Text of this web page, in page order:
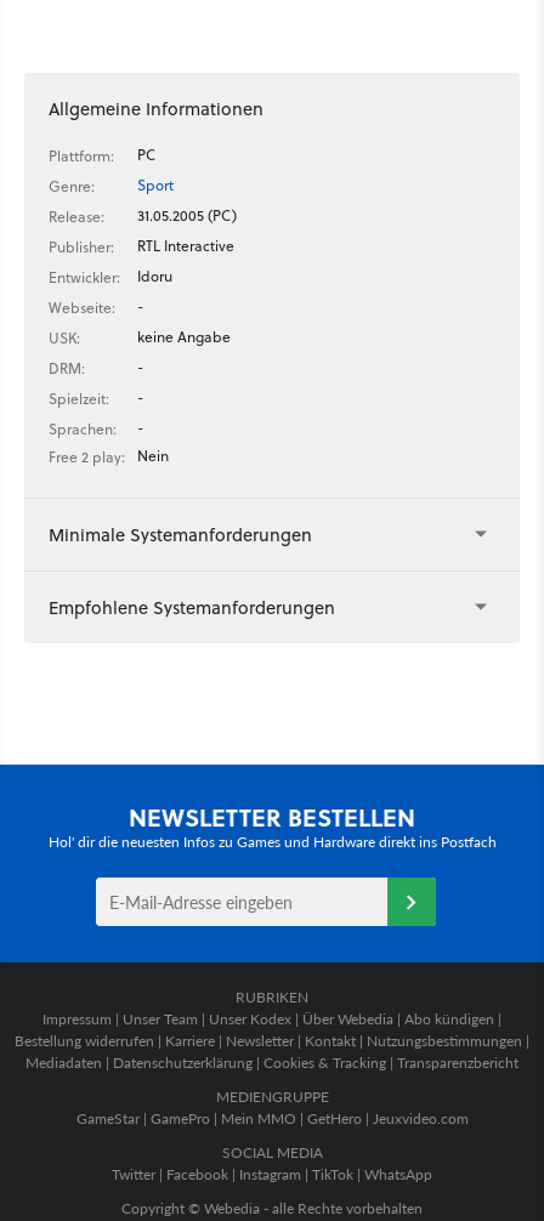
Allgemeine Informationen
Plattform:
PC
Genre:
Sport
Release:
31.05.2005 (PC)
Publisher:
RTL Interactive
Entwickler:
Idoru
Webseite:
-
USK:
keine Angabe
DRM:
-
Spielzeit:
-
Sprachen:
-
Free 2 play:
Nein
Minimale Systemanforderungen
Empfohlene Systemanforderungen
NEWSLETTER BESTELLEN
Hol' dir die neuesten Infos zu Games und Hardware direkt ins Postfach
RUBRIKEN
Impressum | Unser Team | Unser Kodex | Über Webedia | Abo kündigen |
Bestellung widerrufen | Karriere | Newsletter | Kontakt | Nutzungsbestimmungen |
Mediadaten | Datenschutzerklärung | Cookies & Tracking | Transparenzbericht
MEDIENGRUPPE
GameStar| GamePro | Mein MMO | GetHero | Jeuxvideo.com
SOCIAL MEDIA
Twitter | Facebook | Instagram | TikTok | WhatsApp
Copyright © Webedia - alle Rechte vorbehalten